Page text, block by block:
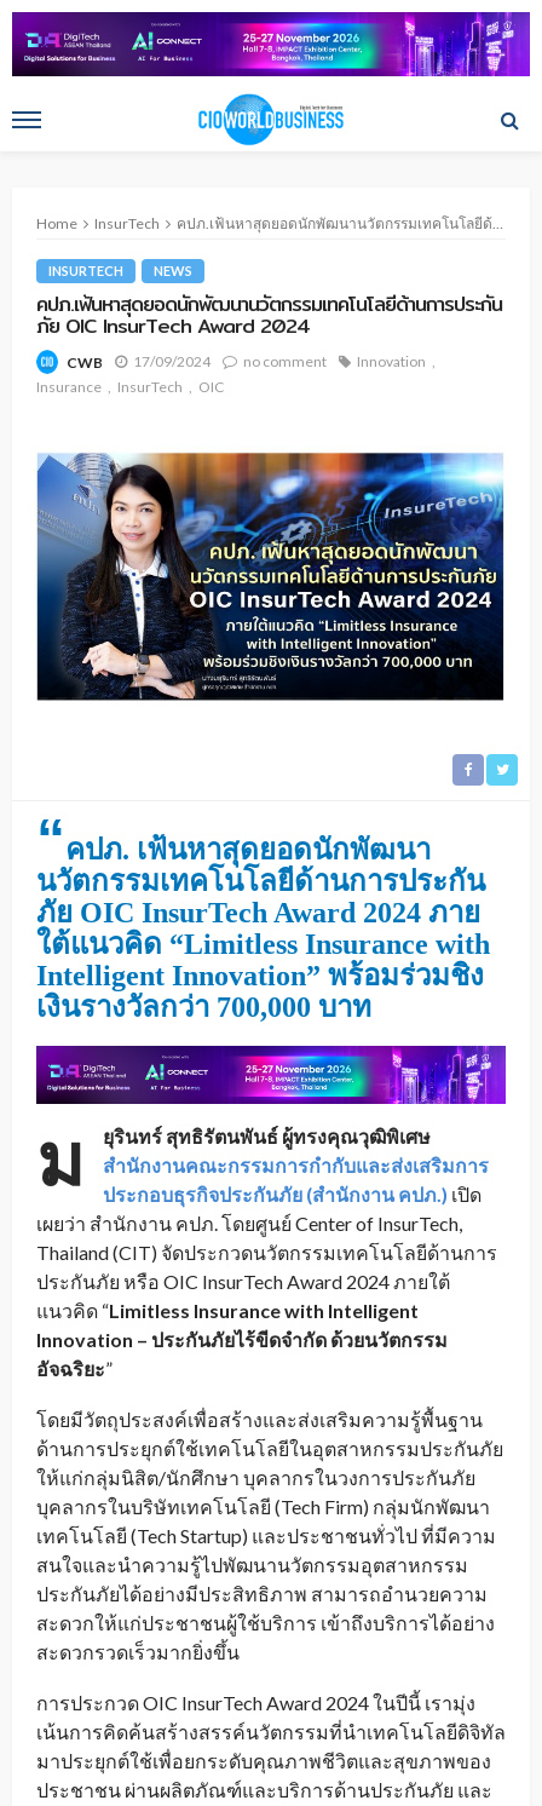
Home InsurTech คปภ.เฟ้นหาสุดยอดนักพัฒนานวัตกรรมเทคโนโลยีด้านการประกันภัย OIC InsurTech Award 2024
INSURTECH NEWS
คปภ.เฟ้นหาสุดยอดนักพัฒนานวัตกรรมเทคโนโลยีด้านการประกัน
ภัย OIC InsurTech Award 2024
CWB 17/09/2024 no comment
Innovation
Insurance
InsurTech OIC
“คปภ. เฟ้นหาสุดยอดนักพัฒนา
นวัตกรรมเทคโนโลยีด้านการประกัน
ภัย OIC InsurTech Award 2024 ภาย
ใต้แนวคิด “Limitless Insurance with
Intelligent Innovation” พร้อมร่วมชิง
เงินรางวัลกว่า 700,000 บาท
ม
ยุรินทร์ สุทธิรัตนพันธ์ ผู้ทรงคุณวุฒิพิเศษ
สำนักงานคณะกรรมการกำกับและส่งเสริมการ
ประกอบธุรกิจประกันภัย (สำนักงาน คปภ.) เปิด
เผยว่า สำนักงาน คปภ. โดยศูนย์ Center of InsurTech,
Thailand (CIT) จัดประกวดนวัตกรรมเทคโนโลยีด้านการ
ประกันภัย หรือ OIC InsurTech Award 2024 ภายใต้
แนวคิด “Limitless Insurance with Intelligent
Innovation – ประกันภัยไร้ขีดจํากัด ด้วยนวัตกรรม
อัจฉริยะ”
โดยมีวัตถุประสงค์เพื่อสร้างและส่งเสริมความรู้พื้นฐาน
ด้านการประยุกต์ใช้เทคโนโลยีในอุตสาหกรรมประกันภัย
ให้แก่กลุ่มนิสิต/นักศึกษา บุคลากรในวงการประกันภัย
บุคลากรในบริษัทเทคโนโลยี (Tech Firm) กลุ่มนักพัฒนา
เทคโนโลยี (Tech Startup) และประชาชนทั่วไป ที่มีความ
สนใจและนำความรู้ไปพัฒนานวัตกรรมอุตสาหกรรม
ประกันภัยได้อย่างมีประสิทธิภาพ สามารถอำนวยความ
สะดวกให้แก่ประชาชนผู้ใช้บริการ เข้าถึงบริการได้อย่าง
สะดวกรวดเร็วมากยิ่งขึ้น
การประกวด OIC InsurTech Award 2024 ในปีนี้ เรามุ่ง
เน้นการคิดค้นสร้างสรรค์นวัตกรรมที่นำเทคโนโลยีดิจิทัล
มาประยุกต์ใช้เพื่อยกระดับคุณภาพชีวิตและสุขภาพของ
ประชาชน ผ่านผลิตภัณฑ์และบริการด้านประกันภัย และ